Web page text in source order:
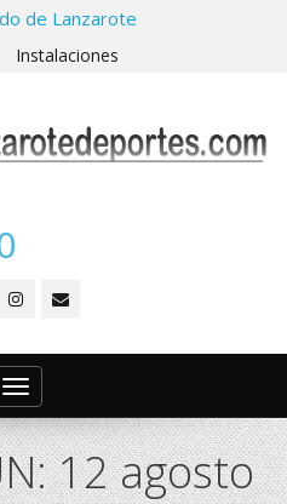
de Lanzarote
Instalaciones
Toggle
navigation
12 agosto